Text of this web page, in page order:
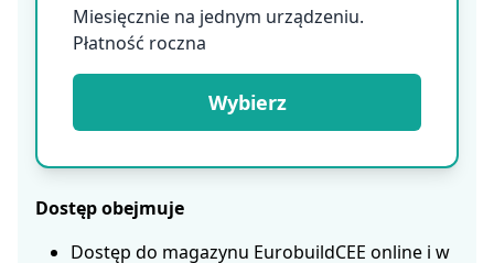
Miesięcznie na jednym urządzeniu.
Płatność roczna
Wybierz
Dostęp obejmuje
Dostęp do magazynu EurobuildCEE online i w